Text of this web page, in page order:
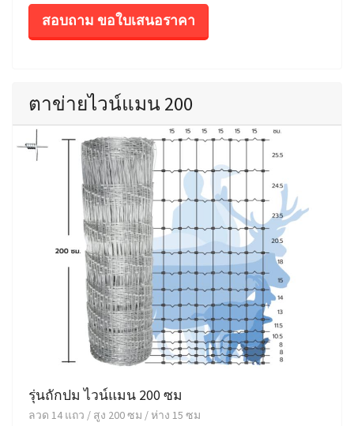
สอบถาม ขอใบเสนอราคา
ตาข่ายไวน์แมน 200
รุ่นถักปม ไวน์แมน 200 ซม
ลวด 14 แถว / สูง 200 ซม / ห่าง 15 ซม